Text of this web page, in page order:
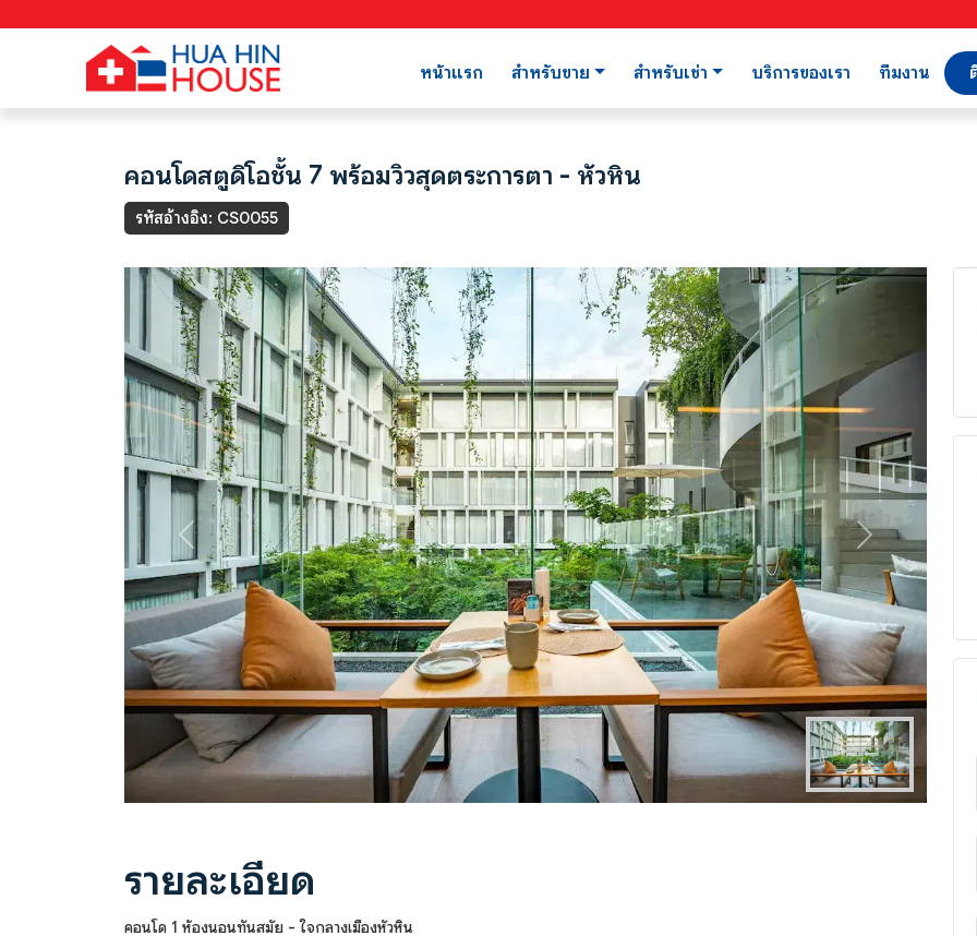
หน้าแรก สำหรับขาย สำหรับเช่า บริการของเรา ทีมงาน
คอนโดสตูดิโอชั้น 7 พร้อมวิวสุดตระการตา - หัวหิน
รหัสอ้างอิง: CS0055
Previous Next
รายละเอียด
คอนโด 1 ห้องนอนทันสมัย ​​- ใจกลางเมืองหัวหิน